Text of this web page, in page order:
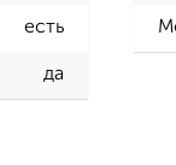
есть
да